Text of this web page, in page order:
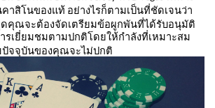
คาสิโนของแท้ อย่างไรก็ตามเป็นที่ชัดเจนว่า
คุณจะต้องจัดเตรียมข้อผูกพันที่ได้รับอนุมัติ
รเยี่ยมชมตามปกติโดยให้กำลังที่เหมาะสม
ปัจจุบันของคุณจะไม่ปกติ